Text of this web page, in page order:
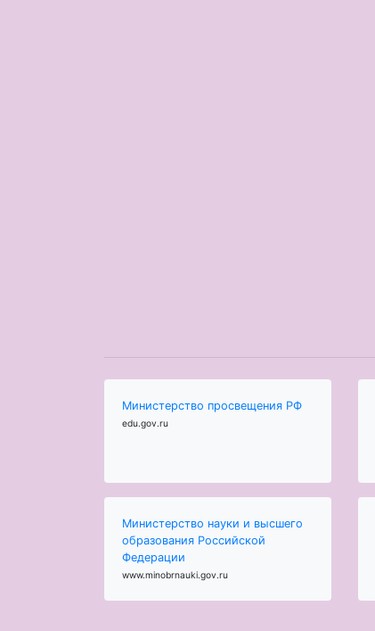
Министерство просвещения РФ
edu.gov.ru
Министерство науки и высшего
образования Российской
Федерации
www.minobrnauki.gov.ru